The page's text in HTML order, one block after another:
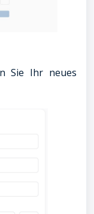
Sie Ihr neues